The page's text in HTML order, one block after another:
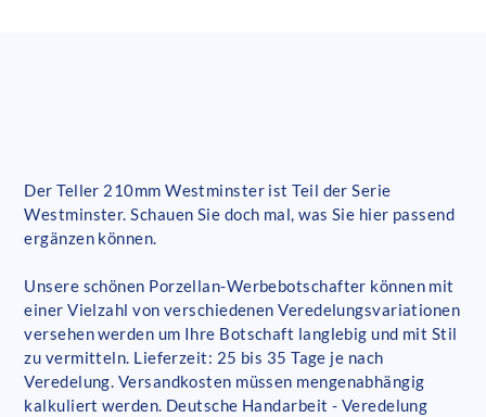
Der Teller 210mm Westminster ist Teil der Serie
Westminster. Schauen Sie doch mal, was Sie hier passend
ergänzen können.
Unsere schönen Porzellan-Werbebotschafter können mit
einer Vielzahl von verschiedenen Veredelungsvariationen
versehen werden um Ihre Botschaft langlebig und mit Stil
zu vermitteln. Lieferzeit: 25 bis 35 Tage je nach
Veredelung. Versandkosten müssen mengenabhängig
kalkuliert werden. Deutsche Handarbeit - Veredelung